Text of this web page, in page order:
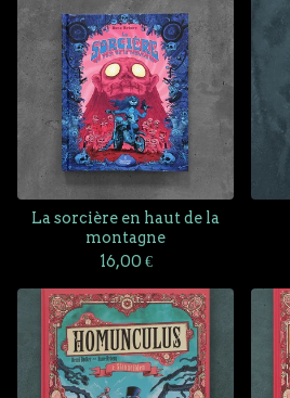
La sorcière en haut de la
montagne
16,00 €